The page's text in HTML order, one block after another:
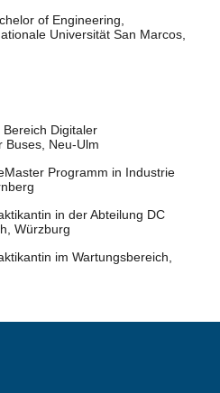
of Engineering,
Universität San Marcos,
Digitaler
Buses, Neu-Ulm
Programm in Industrie
in der Abteilung DC
Würzburg
im Wartungsbereich,